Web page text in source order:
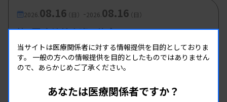
2026. 08.16（日） -2026. 08.16（日）
第2回 血液検査班研修会
主催 :和歌山県臨床検査技師会
開催場所 : 和歌山県
血液
当サイトは医療関係者に対する情報提供を目的としておりま
す。 一般の方への情報提供を目的としたものではありません
ので、あらかじめご了承ください。
あなたは医療関係者ですか？